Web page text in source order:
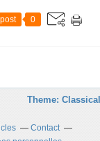
0
Theme:
Contact